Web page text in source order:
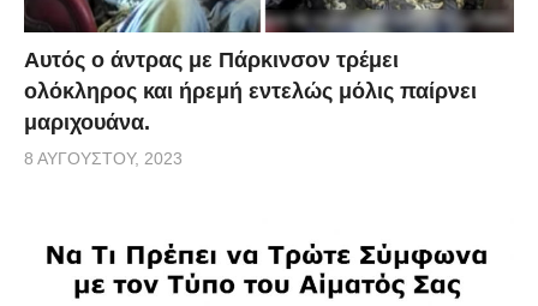
Αυτός ο άντρας με Πάρκινσον τρέμει
ολόκληρος και ήρεμή εντελώς μόλις παίρνει
μαριχουάνα.
8 ΑΥΓΟΎΣΤΟΥ, 2023